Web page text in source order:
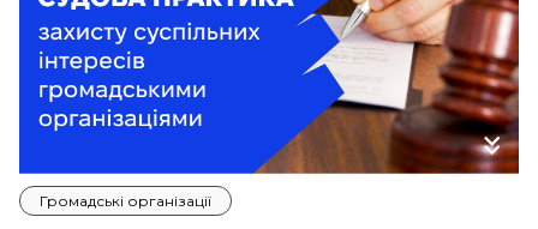
Громадські організації